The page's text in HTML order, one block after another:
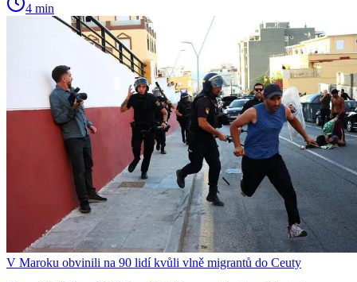
4 min
V Maroku obvinili na 90 lidí kvůli vlně migrantů do Ceuty